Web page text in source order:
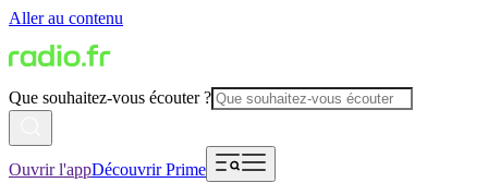
Aller au contenu
Que souhaitez-vous écouter ?
Ouvrir l'appDécouvrir Prime